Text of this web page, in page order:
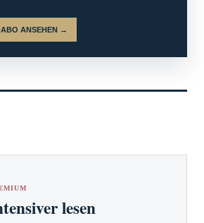
ABO ANSEHEN →
lesen